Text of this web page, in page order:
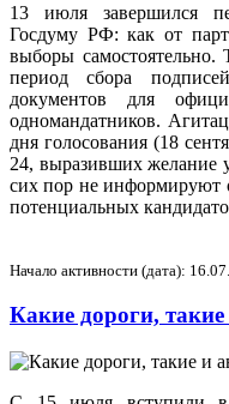
13 июля завершился
Госдуму РФ: как от
выборы самостоятельно.
период сбора
документов для
одномандатников.
дня голосования (18
24, выразивших желание
сих пор не информируют
потенциальных
Начало активности (дата):
Какие дороги,